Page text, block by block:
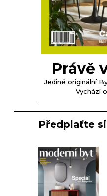
Právě
Jediné originální
Vychází
Předplaťte